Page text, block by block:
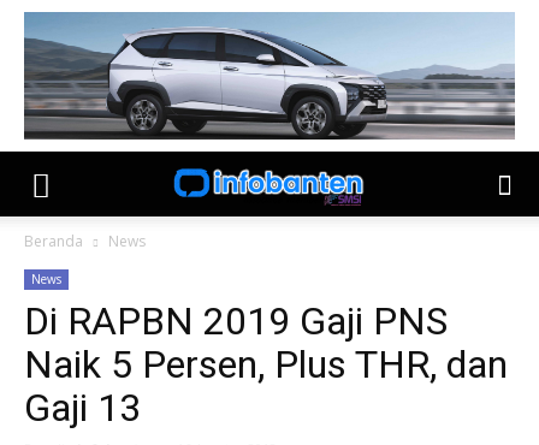
Beranda News
News
Di RAPBN 2019 Gaji PNS
Naik 5 Persen, Plus THR, dan
Gaji 13